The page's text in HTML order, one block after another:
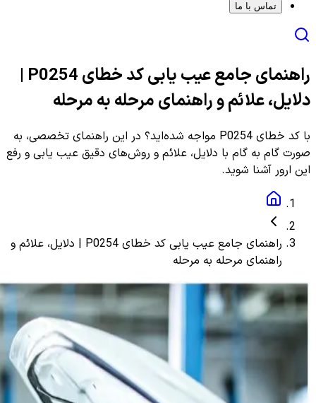
تماس با ما
راهنمای جامع عیب یابی کد خطای P0254 |
دلایل، علائم و راهنمای مرحله به مرحله
با کد خطای P0254 مواجه شده‌اید؟ در این راهنمای تخصصی، به
صورت گام به گام با دلایل، علائم و روش‌های دقیق عیب یابی و رفع
این ارور آشنا شوید.
راهنمای جامع عیب یابی کد خطای P0254 | دلایل، علائم و
راهنمای مرحله به مرحله